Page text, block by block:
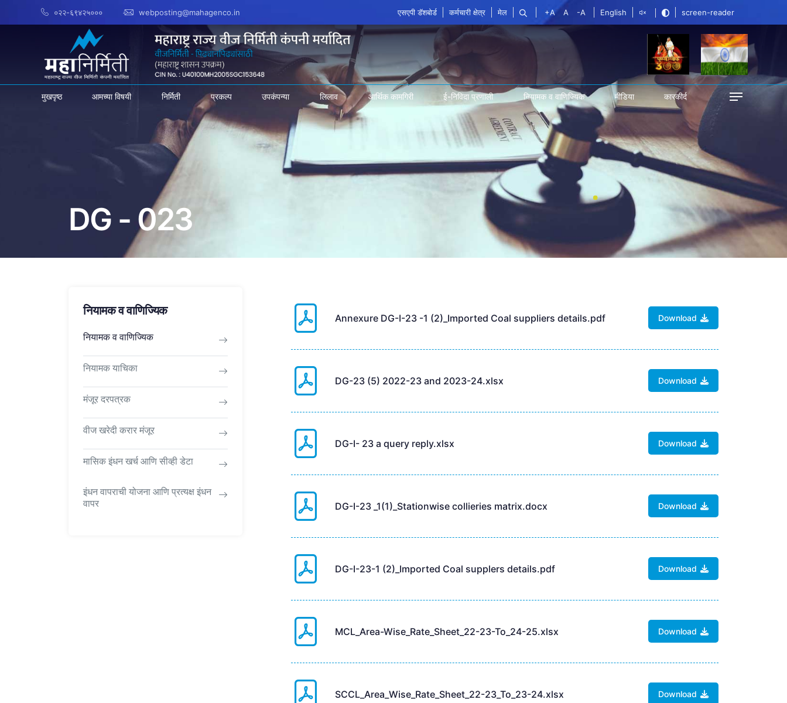
०२२-६९४२५००० webposting@mahagenco.in एसएपी डॅशबोर्ड कर्मचारी क्षेत्र मेल +A A -A English screen-reader
मुखपृष्ठ आमच्या विषयी निर्मिती प्रकल्प उपकंपन्या लिलाव आर्थिक कामगिरी ई-निविदा प्रणाली नियामक व वाणिज्यिक मीडिया कारकीर्द
DG - 023
नियामक व वाणिज्यिक
नियामक व वाणिज्यिक
नियामक याचिका
मंजूर दरपत्रक
वीज खरेदी करार मंजूर
मासिक इंधन खर्च आणि सीव्ही डेटा
इंधन वापराची योजना आणि प्रत्यक्ष इंधन
वापर
Annexure DG-I-23 -1 (2)_Imported Coal suppliers details.pdf Download
DG-23 (5) 2022-23 and 2023-24.xlsx Download
DG-I- 23 a query reply.xlsx Download
DG-I-23 _1(1)_Stationwise collieries matrix.docx Download
DG-I-23-1 (2)_Imported Coal supplers details.pdf Download
MCL_Area-Wise_Rate_Sheet_22-23-To_24-25.xlsx Download
SCCL_Area_Wise_Rate_Sheet_22-23_To_23-24.xlsx Download